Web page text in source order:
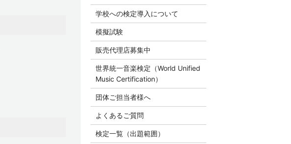
学校への検定導入について
模擬試験
販売代理店募集中
世界統一音楽検定（World Unified
Music Certification）
団体ご担当者様へ
よくあるご質問
検定一覧（出題範囲）